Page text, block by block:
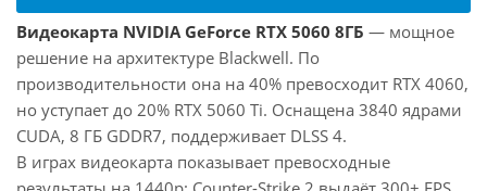
Видеокарта NVIDIA GeForce RTX 5060 8ГБ — мощное
решение на архитектуре Blackwell. По
производительности она на 40% превосходит RTX 4060,
но уступает до 20% RTX 5060 Ti. Оснащена 3840 ядрами
CUDA, 8 ГБ GDDR7, поддерживает DLSS 4.
В играх видеокарта показывает превосходные